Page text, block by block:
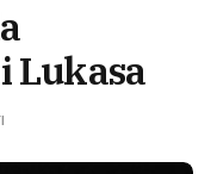
Lukasa